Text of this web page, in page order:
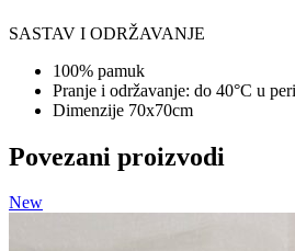
SASTAV I ODRŽAVANJE
100% pamuk
Pranje i održavanje: do 40°C u
Dimenzije 70x70cm
Povezani proizvodi
New